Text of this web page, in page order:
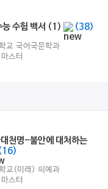
능 수험 백서 (1) (38)
교 국어국문학과
스터
천명-불안에 대처하는
교(미래) 의예과
스터